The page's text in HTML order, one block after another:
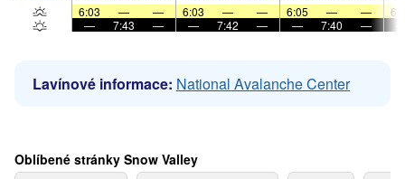
6:03
— — 6:03 — — 6:05 — —
—
7:43 — — 7:42 — — 7:40 —
Lavínové informace: National Avalanche Center
Oblíbené stránky Snow Valley